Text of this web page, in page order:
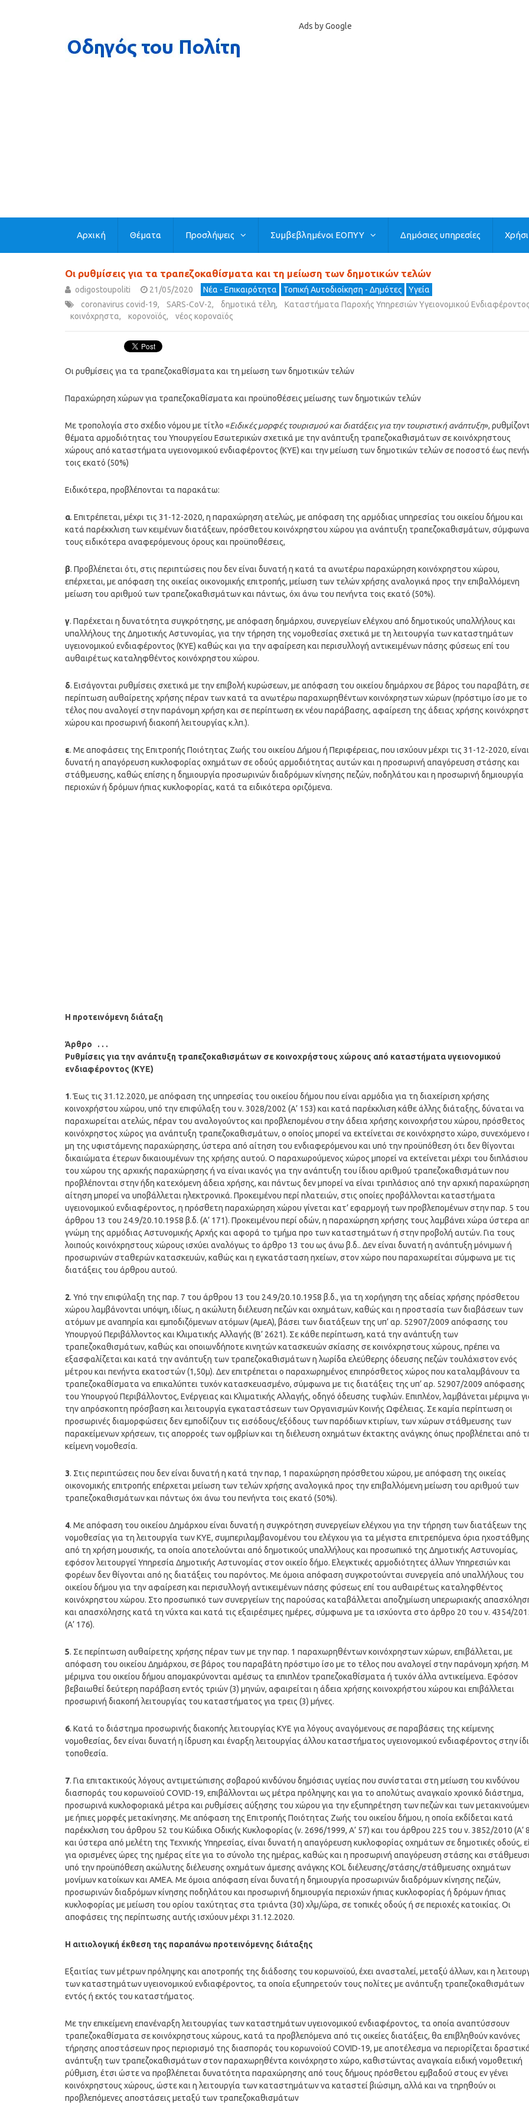
Ads by Google
Αρχική Θέματα Προσλήψεις Συμβεβλημένοι ΕΟΠΥΥ Δημόσιες υπηρεσίες
Οι ρυθμίσεις για τα τραπεζοκαθίσματα και τη μείωση των δημοτικών τελών
odigostoupoliti 21/05/2020 Νέα - Επικαιρότητα Τοπική Αυτοδιοίκηση - Δημότες
Υγεία
coronavirus covid-19, SARS-CoV-2, δημοτικά τέλη, Καταστήματα Παροχής Υπηρεσιών Υγειονομικού Ενδιαφέροντος
κοινόχρηστα, κορονοϊός, νέος κοροναϊός
Οι ρυθμίσεις για τα τραπεζοκαθίσματα και τη μείωση των δημοτικών τελών
Παραχώρηση χώρων για τραπεζοκαθίσματα και προϋποθέσεις μείωσης των δημοτικών τελών
Με τροπολογία στο σχέδιο νόμου με τίτλο «Ειδικές μορφές τουρισμού και διατάξεις για την τουριστική ανάπτυξη»,
θέματα αρμοδιότητας του Υπουργείου Εσωτερικών σχετικά με την ανάπτυξη τραπεζοκαθισμάτων σε κοινόχρηστους
χώρους από καταστήματα υγειονομικού ενδιαφέροντος (ΚΥΕ) και την μείωση των δημοτικών τελών σε ποσοστό έως
τοις εκατό (50%)
Ειδικότερα, προβλέπονται τα παρακάτω:
α. Επιτρέπεται, μέχρι τις 31-12-2020, η παραχώρηση ατελώς, με απόφαση της αρμόδιας υπηρεσίας του οικείου δήμου και
κατά παρέκκλιση των κειμένων διατάξεων, πρόσθετου κοινόχρηστου χώρου για ανάπτυξη τραπεζοκαθισμάτων,
τους ειδικότερα αναφερόμενους όρους και προϋποθέσεις,
β. Προβλέπεται ότι, στις περιπτώσεις που δεν είναι δυνατή η κατά τα ανωτέρω παραχώρηση κοινόχρηστου χώρου,
επέρχεται, με απόφαση της οικείας οικονομικής επιτροπής, μείωση των τελών χρήσης αναλογικά προς την επιβαλλόμενη
μείωση του αριθμού των τραπεζοκαθισμάτων και πάντως, όχι άνω του πενήντα τοις εκατό (50%).
γ. Παρέχεται η δυνατότητα συγκρότησης, με απόφαση δημάρχου, συνεργείων ελέγχου από δημοτικούς υπαλλήλους και
υπαλλήλους της Δημοτικής Αστυνομίας, για την τήρηση της νομοθεσίας σχετικά με τη λειτουργία των καταστημάτων
υγειονομικού ενδιαφέροντος (ΚΥΕ) καθώς και για την αφαίρεση και περισυλλογή αντικειμένων πάσης φύσεως επί του
αυθαιρέτως καταληφθέντος κοινόχρηστου χώρου.
δ. Εισάγονται ρυθμίσεις σχετικά με την επιβολή κυρώσεων, με απόφαση του οικείου δημάρχου σε βάρος του παραβάτη, σε
περίπτωση αυθαίρετης χρήσης πέραν των κατά τα ανωτέρω παραχωρηθέντων κοινόχρηστων χώρων (πρόστιμο ίσο με το
τέλος που αναλογεί στην παράνομη χρήση και σε περίπτωση εκ νέου παράβασης, αφαίρεση της άδειας χρήσης
χώρου και προσωρινή διακοπή λειτουργίας κ.λπ.).
ε. Με αποφάσεις της Επιτροπής Ποιότητας Ζωής του οικείου Δήμου ή Περιφέρειας, που ισχύουν μέχρι τις 31-12-2020, είναι
δυνατή η απαγόρευση κυκλοφορίας οχημάτων σε οδούς αρμοδιότητας αυτών και η προσωρινή απαγόρευση στάσης και
στάθμευσης, καθώς επίσης η δημιουργία προσωρινών διαδρόμων κίνησης πεζών, ποδηλάτου και η προσωρινή δημιουργία
περιοχών ή δρόμων ήπιας κυκλοφορίας, κατά τα ειδικότερα οριζόμενα.
Η προτεινόμενη διάταξη
Άρθρο . . .
Ρυθμίσεις για την ανάπτυξη τραπεζοκαθισμάτων σε κοινοχρήστους χώρους από καταστήματα υγειονομικού
ενδιαφέροντος (ΚΥΕ)
1. Έως τις 31.12.2020, με απόφαση της υπηρεσίας του οικείου δήμου που είναι αρμόδια για τη διαχείριση χρήσης
κοινοχρήστου χώρου, υπό την επιφύλαξη του ν. 3028/2002 (Α’ 153) και κατά παρέκκλιση κάθε άλλης διάταξης, δύναται να
παραχωρείται ατελώς, πέραν του αναλογούντος και προβλεπομένου στην άδεια χρήσης κοινοχρήστου χώρου, πρόσθετος
κοινόχρηστος χώρος για ανάπτυξη τραπεζοκαθισμάτων, ο οποίος μπορεί να εκτείνεται σε κοινόχρηστο χώρο, συνεχόμενο
μη της υφιστάμενης παραχώρησης, ύστερα από αίτηση του ενδιαφερόμενου και υπό την προϋπόθεση ότι δεν θίγονται
δικαιώματα έτερων δικαιουμένων της χρήσης αυτού. Ο παραχωρούμενος χώρος μπορεί να εκτείνεται μέχρι του διπλάσιου
του χώρου της αρχικής παραχώρησης ή να είναι ικανός για την ανάπτυξη του ίδιου αριθμού τραπεζοκαθισμάτων που
προβλέπονται στην ήδη κατεχόμενη άδεια χρήσης, και πάντως δεν μπορεί να είναι τριπλάσιος από την αρχική
αίτηση μπορεί να υποβάλλεται ηλεκτρονικά. Προκειμένου περί πλατειών, στις οποίες προβάλλονται καταστήματα
υγειονομικού ενδιαφέροντος, η πρόσθετη παραχώρηση χώρου γίνεται κατ’ εφαρμογή των προβλεπομένων στην παρ. 5 του
άρθρου 13 του 24.9/20.10.1958 β.δ. (Α’ 171). Προκειμένου περί οδών, η παραχώρηση χρήσης τους λαμβάνει χώρα ύστερα
γνώμη της αρμόδιας Αστυνομικής Αρχής και αφορά το τμήμα προ των καταστημάτων ή στην προβολή αυτών. Για τους
λοιπούς κοινόχρηστους χώρους ισχύει αναλόγως το άρθρο 13 του ως άνω β.δ.. Δεν είναι δυνατή η ανάπτυξη μόνιμων ή
προσωρινών σταθερών κατασκευών, καθώς και η εγκατάσταση ηχείων, στον χώρο που παραχωρείται σύμφωνα με τις
διατάξεις του άρθρου αυτού.
2. Υπό την επιφύλαξη της παρ. 7 του άρθρου 13 του 24.9/20.10.1958 β.δ., για τη χορήγηση της αδείας χρήσης πρόσθετου
χώρου λαμβάνονται υπόψη, ιδίως, η ακώλυτη διέλευση πεζών και οχημάτων, καθώς και η προστασία των διαβάσεων των
ατόμων με αναπηρία και εμποδιζόμενων ατόμων (ΑμεΑ), βάσει των διατάξεων της υπ’ αρ. 52907/2009 απόφασης του
Υπουργού Περιβάλλοντος και Κλιματικής Αλλαγής (Β’ 2621). Σε κάθε περίπτωση, κατά την ανάπτυξη των
τραπεζοκαθισμάτων, καθώς και οποιωνδήποτε κινητών κατασκευών σκίασης σε κοινόχρηστους χώρους, πρέπει να
εξασφαλίζεται και κατά την ανάπτυξη των τραπεζοκαθισμάτων η λωρίδα ελεύθερης όδευσης πεζών τουλάχιστον ενός
μέτρου και πενήντα εκατοστών (1,50μ). Δεν επιτρέπεται ο παραχωρημένος επιπρόσθετος χώρος που καταλαμβάνουν τα
τραπεζοκαθίσματα να επικαλύπτει τυχόν κατασκευασμένο, σύμφωνα με τις διατάξεις της υπ’ αρ. 52907/2009 απόφασης
του Υπουργού Περιβάλλοντος, Ενέργειας και Κλιματικής Αλλαγής, οδηγό όδευσης τυφλών. Επιπλέον, λαμβάνεται μέριμνα
την απρόσκοπτη πρόσβαση και λειτουργία εγκαταστάσεων των Οργανισμών Κοινής Ωφέλειας. Σε καμία περίπτωση οι
προσωρινές διαμορφώσεις δεν εμποδίζουν τις εισόδους/εξόδους των παρόδιων κτιρίων, των χώρων στάθμευσης των
παρακείμενων χρήσεων, τις απορροές των ομβρίων και τη διέλευση οχημάτων έκτακτης ανάγκης όπως προβλέπεται από
κείμενη νομοθεσία.
3. Στις περιπτώσεις που δεν είναι δυνατή η κατά την παρ, 1 παραχώρηση πρόσθετου χώρου, με απόφαση της οικείας
οικονομικής επιτροπής επέρχεται μείωση των τελών χρήσης αναλογικά προς την επιβαλλόμενη μείωση του αριθμού των
τραπεζοκαθισμάτων και πάντως όχι άνω του πενήντα τοις εκατό (50%).
4. Με απόφαση του οικείου Δημάρχου είναι δυνατή η συγκρότηση συνεργείων ελέγχου για την τήρηση των διατάξεων της
νομοθεσίας για τη λειτουργία των ΚΥΕ, συμπεριλαμβανομένου του ελέγχου για τα μέγιστα επιτρεπόμενα όρια ηχοστάθμης
από τη χρήση μουσικής, τα οποία αποτελούνται από δημοτικούς υπαλλήλους και προσωπικό της Δημοτικής Αστυνομίας,
εφόσον λειτουργεί Υπηρεσία Δημοτικής Αστυνομίας στον οικείο δήμο. Ελεγκτικές αρμοδιότητες άλλων Υπηρεσιών και
φορέων δεν θίγονται από ης διατάξεις του παρόντος. Με όμοια απόφαση συγκροτούνται συνεργεία από υπαλλήλους του
οικείου δήμου για την αφαίρεση και περισυλλογή αντικειμένων πάσης φύσεως επί του αυθαιρέτως καταληφθέντος
κοινόχρηστου χώρου. Στο προσωπικό των συνεργείων της παρούσας καταβάλλεται αποζημίωση υπερωριακής
και απασχόλησης κατά τη νύχτα και κατά τις εξαιρέσιμες ημέρες, σύμφωνα με τα ισχύοντα στο άρθρο 20 του ν. 4354/
(Α’ 176).
5. Σε περίπτωση αυθαίρετης χρήσης πέραν των με την παρ. 1 παραχωρηθέντων κοινόχρηστων χώρων, επιβάλλεται, με
απόφαση του οικείου Δημάρχου, σε βάρος του παραβάτη πρόστιμο ίσο με το τέλος που αναλογεί στην παράνομη χρήση.
μέριμνα του οικείου δήμου απομακρύνονται αμέσως τα επιπλέον τραπεζοκαθίσματα ή τυχόν άλλα αντικείμενα. Εφόσον
βεβαιωθεί δεύτερη παράβαση εντός τριών (3) μηνών, αφαιρείται η άδεια χρήσης κοινοχρήστου χώρου και επιβάλλεται
προσωρινή διακοπή λειτουργίας του καταστήματος για τρεις (3) μήνες.
6. Κατά το διάστημα προσωρινής διακοπής λειτουργίας ΚΥΕ για λόγους αναγόμενους σε παραβάσεις της κείμενης
νομοθεσίας, δεν είναι δυνατή η ίδρυση και έναρξη λειτουργίας άλλου καταστήματος υγειονομικού ενδιαφέροντος στην
τοποθεσία.
7. Για επιτακτικούς λόγους αντιμετώπισης σοβαρού κινδύνου δημόσιας υγείας που συνίσταται στη μείωση του κινδύνου
διασποράς του κορωνοϊού COVID-19, επιβάλλονται ως μέτρα πρόληψης και για το απολύτως αναγκαίο χρονικό διάστημα,
προσωρινά κυκλοφοριακά μέτρα και ρυθμίσεις αύξησης του χώρου για την εξυπηρέτηση των πεζών και των
με ήπιες μορφές μετακίνησης. Με απόφαση της Επιτροπής Ποιότητας Ζωής του οικείου δήμου, η οποία εκδίδεται κατά
παρέκκλιση του άρθρου 52 του Κώδικα Οδικής Κυκλοφορίας (ν. 2696/1999, Α’ 57) και του άρθρου 225 του ν. 3852/2010 (Α’
και ύστερα από μελέτη της Τεχνικής Υπηρεσίας, είναι δυνατή η απαγόρευση κυκλοφορίας οχημάτων σε δημοτικές οδούς,
για ορισμένες ώρες της ημέρας είτε για το σύνολο της ημέρας, καθώς και η προσωρινή απαγόρευση στάσης και
υπό την προϋπόθεση ακώλυτης διέλευσης οχημάτων άμεσης ανάγκης KOL διέλευσης/στάσης/στάθμευσης οχημάτων
μονίμων κατοίκων και ΑΜΕΑ. Με όμοια απόφαση είναι δυνατή η δημιουργία προσωρινών διαδρόμων κίνησης πεζών,
προσωρινών διαδρόμων κίνησης ποδηλάτου και προσωρινή δημιουργία περιοχών ήπιας κυκλοφορίας ή δρόμων ήπιας
κυκλοφορίας με μείωση του ορίου ταχύτητας στα τριάντα (30) χλμ/ώρα, σε τοπικές οδούς ή σε περιοχές κατοικίας. Οι
αποφάσεις της περίπτωσης αυτής ισχύουν μέχρι 31.12.2020.
Η αιτιολογική έκθεση της παραπάνω προτεινόμενης διάταξης
Εξαιτίας των μέτρων πρόληψης και αποτροπής της διάδοσης του κορωνοϊού, έχει ανασταλεί, μεταξύ άλλων, και η
των καταστημάτων υγειονομικού ενδιαφέροντος, τα οποία εξυπηρετούν τους πολίτες με ανάπτυξη τραπεζοκαθισμάτων
εντός ή εκτός του καταστήματος.
Με την επικείμενη επανέναρξη λειτουργίας των καταστημάτων υγειονομικού ενδιαφέροντος, τα οποία αναπτύσσουν
τραπεζοκαθίσματα σε κοινόχρηστους χώρους, κατά τα προβλεπόμενα από τις οικείες διατάξεις, θα επιβληθούν κανόνες
τήρησης αποστάσεων προς περιορισμό της διασποράς του κορωνοϊού COVID-19, με αποτέλεσμα να περιορίζεται
ανάπτυξη των τραπεζοκαθισμάτων στον παραχωρηθέντα κοινόχρηστο χώρο, καθιστώντας αναγκαία ειδική νομοθετική
ρύθμιση, έτσι ώστε να προβλέπεται δυνατότητα παραχώρησης από τους δήμους πρόσθετου εμβαδού στους εν γένει
κοινόχρηστους χώρους, ώστε και η λειτουργία των καταστημάτων να καταστεί βιώσιμη, αλλά και να τηρηθούν οι
προβλεπόμενες αποστάσεις μεταξύ των τραπεζοκαθισμάτων